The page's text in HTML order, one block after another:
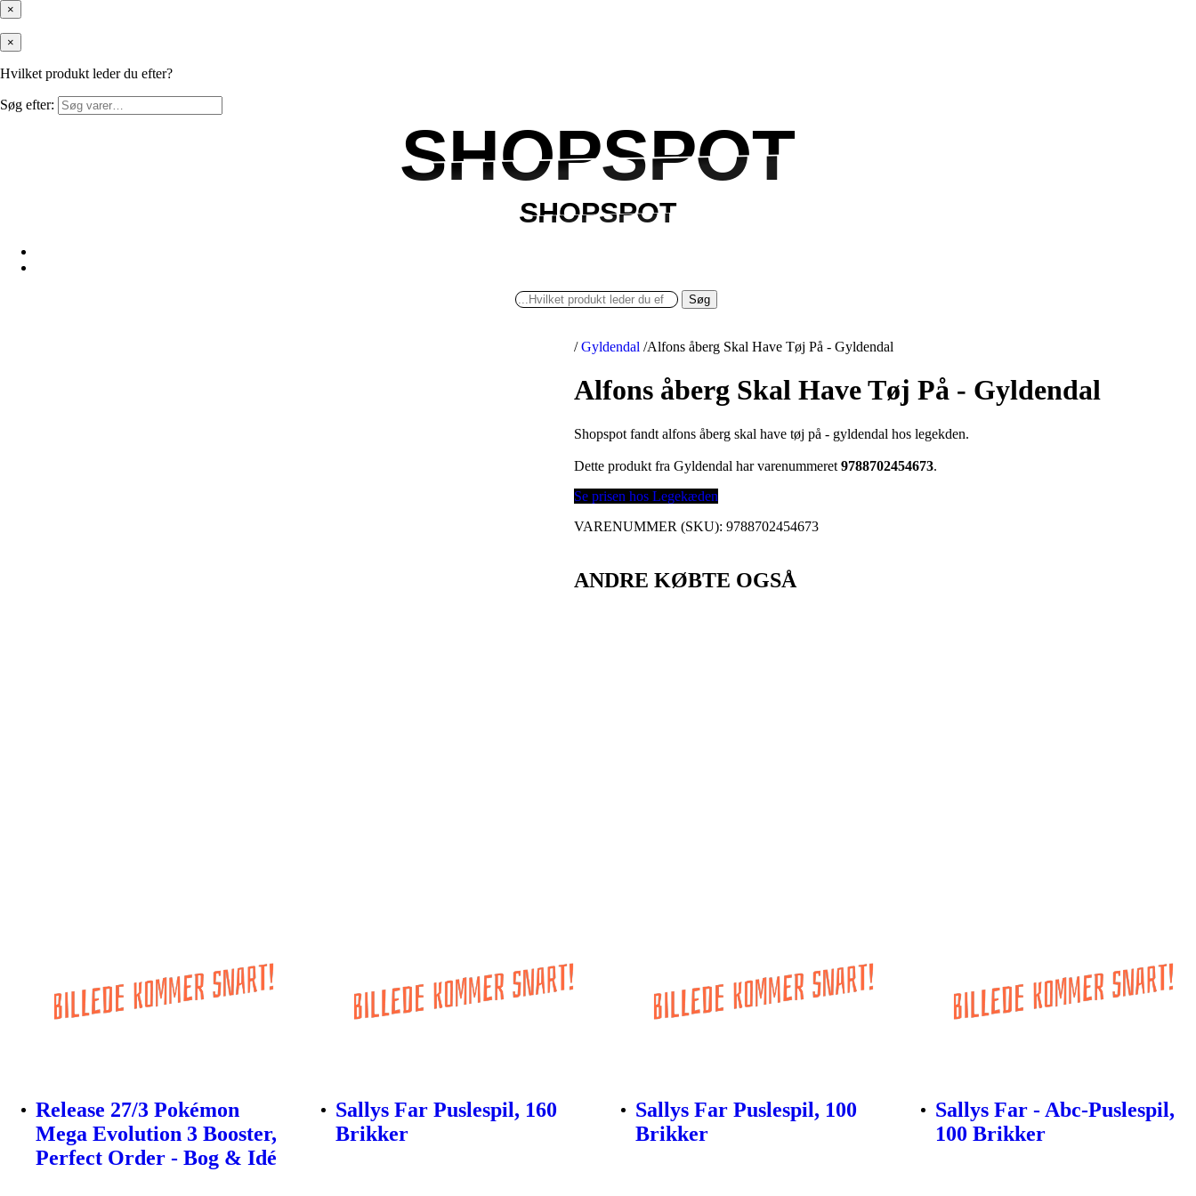
×
×
Hvilket produkt leder du efter?
Søg efter:
SHOPSPOT
SHOPSPOT
SHOPSPOT
SHOPSPOT
Søg
/ Gyldendal /Alfons åberg Skal Have Tøj På - Gyldendal
Alfons åberg Skal Have Tøj På - Gyldendal
Shopspot fandt alfons åberg skal have tøj på - gyldendal hos legekden.
Dette produkt fra Gyldendal har varenummeret9788702454673.
Se prisen hos Legekæden
VARENUMMER (SKU):9788702454673
ANDRE KØBTE OGSÅ
Release 27/3 Pokémon
Mega Evolution 3 Booster,
Perfect Order - Bog & Idé
Sallys Far Puslespil, 160
Brikker
Sallys Far Puslespil, 100
Brikker
Sallys Far - Abc-Puslespil,
100 Brikker